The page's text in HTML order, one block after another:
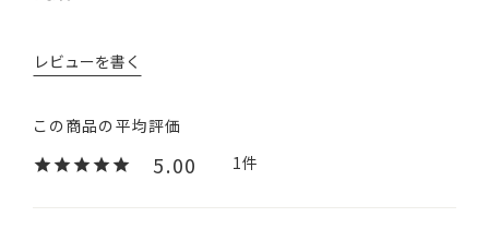
5.00 1
レビューを書く